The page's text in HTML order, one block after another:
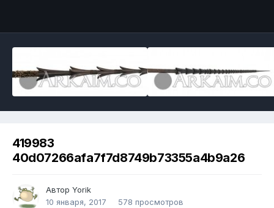
419983
40d07266afa7f7d8749b73355a4b9a26
Автор Yorik
10 января, 2017
578 просмотров